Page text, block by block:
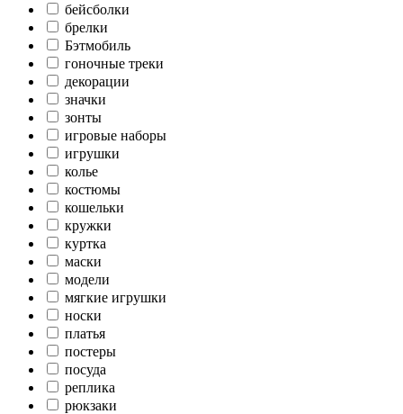
бейсболки
брелки
Бэтмобиль
гоночные треки
декорации
значки
зонты
игровые наборы
игрушки
колье
костюмы
кошельки
кружки
куртка
маски
модели
мягкие игрушки
носки
платья
постеры
посуда
реплика
рюкзаки